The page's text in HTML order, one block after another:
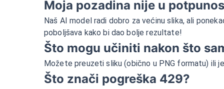
Moja pozadina nije u
Naš AI model radi dobro za većinu slika, ali
poboljšava kako bi dao bolje rezultate!
Što mogu učiniti nakon što
Možete preuzeti sliku (obično u PNG formatu) ili
Što znači pogreška 429?